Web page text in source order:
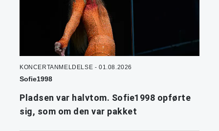
KONCERTANMELDELSE - 01.08.2026
Sofie1998
Pladsen var halvtom. Sofie1998 opførte
sig, som om den var pakket